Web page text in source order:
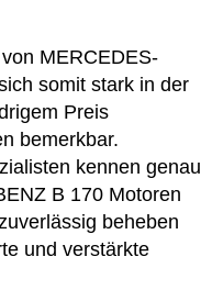
MERCEDES-
somit stark in der
Preis
bemerkbar.
kennen genau
B 170 Motoren
beheben
und verstärkte